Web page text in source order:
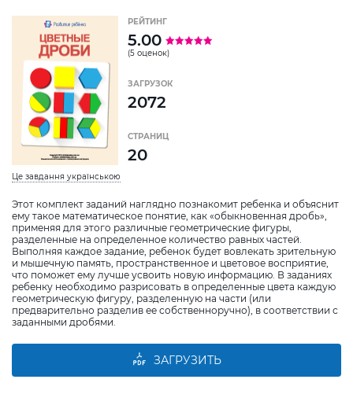
Це завдання українською
Этот комплект заданий наглядно познакомит ребенка и объяснит
ему такое математическое понятие, как «обыкновенная дробь»,
применяя для этого различные геометрические фигуры,
разделенные на определенное количество равных частей.
Выполняя каждое задание, ребенок будет вовлекать зрительную
и мышечную память, пространственное и цветовое восприятие,
что поможет ему лучше усвоить новую информацию. В заданиях
ребенку необходимо разрисовать в определенные цвета каждую
геометрическую фигуру, разделенную на части (или
предварительно разделив ее собственноручно), в соответствии с
заданными дробями.
РЕЙТИНГ
5.00
(5 оценок)
ЗАГРУЗОК
2072
СТРАНИЦ
20
ЗАГРУЗИТЬ